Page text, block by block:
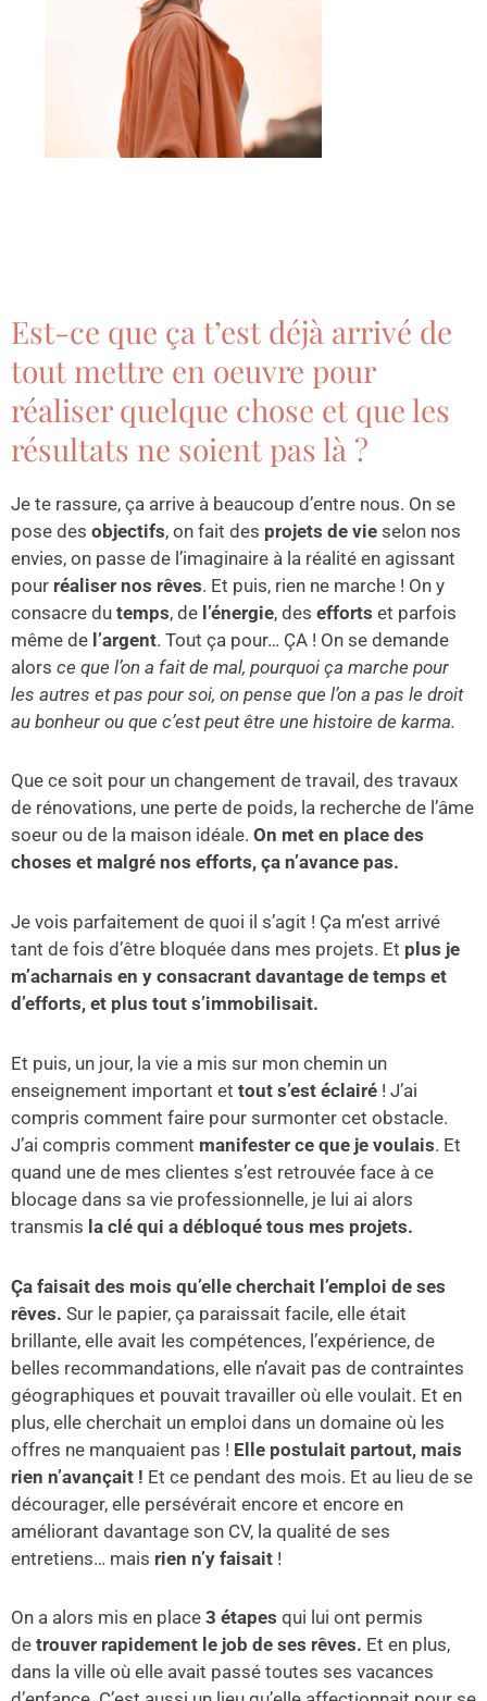
Est-ce que ça t’est déjà arrivé de
tout mettre en oeuvre pour
réaliser quelque chose et que les
résultats ne soient pas là ?
Je te rassure, ça arrive à beaucoup d’entre nous. On se
pose des objectifs, on fait des projets de vie selon nos
envies, on passe de l’imaginaire à la réalité en agissant
pour réaliser nos rêves. Et puis, rien ne marche ! On y
consacre du temps, de l’énergie, des efforts et parfois
même de l’argent. Tout ça pour… ÇA ! On se demande
alors ce que l’on a fait de mal, pourquoi ça marche pour
les autres et pas pour soi, on pense que l’on a pas le droit
au bonheur ou que c’est peut être une histoire de karma.
Que ce soit pour un changement de travail, des travaux
de rénovations, une perte de poids, la recherche de l’âme
soeur ou de la maison idéale. On met en place des
choses et malgré nos efforts, ça n’avance pas.
Je vois parfaitement de quoi il s’agit ! Ça m’est arrivé
tant de fois d’être bloquée dans mes projets. Et plus je
m’acharnais en y consacrant davantage de temps et
d’efforts, et plus tout s’immobilisait.
Et puis, un jour, la vie a mis sur mon chemin un
enseignement important et tout s’est éclairé ! J’ai
compris comment faire pour surmonter cet obstacle.
J’ai compris comment manifester ce que je voulais. Et
quand une de mes clientes s’est retrouvée face à ce
blocage dans sa vie professionnelle, je lui ai alors
transmis la clé qui a débloqué tous mes projets.
Ça faisait des mois qu’elle cherchait l’emploi de ses
rêves. Sur le papier, ça paraissait facile, elle était
brillante, elle avait les compétences, l’expérience, de
belles recommandations, elle n’avait pas de contraintes
géographiques et pouvait travailler où elle voulait. Et en
plus, elle cherchait un emploi dans un domaine où les
offres ne manquaient pas ! Elle postulait partout, mais
rien n’avançait ! Et ce pendant des mois. Et au lieu de se
décourager, elle persévérait encore et encore en
améliorant davantage son CV, la qualité de ses
entretiens… mais rien n’y faisait !
On a alors mis en place 3 étapes qui lui ont permis
de trouver rapidement le job de ses rêves. Et en plus,
dans la ville où elle avait passé toutes ses vacances